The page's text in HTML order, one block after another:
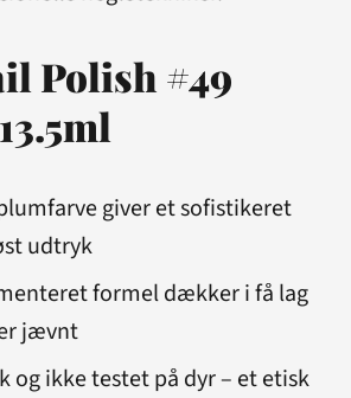
Polish #49
giver et sofistikeret
udtryk
formel dækker i få lag
jævnt
og ikke testet på dyr – et etisk